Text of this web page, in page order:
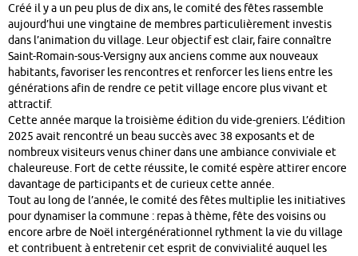
Créé il y a un peu plus de dix ans, le comité des fêtes rassemble
aujourd’hui une vingtaine de membres particulièrement investis
dans l’animation du village. Leur objectif est clair, faire connaître
Saint-Romain-sous-Versigny aux anciens comme aux nouveaux
habitants, favoriser les rencontres et renforcer les liens entre les
générations afin de rendre ce petit village encore plus vivant et
attractif.
Cette année marque la troisième édition du vide-greniers. L’édition
2025 avait rencontré un beau succès avec 38 exposants et de
nombreux visiteurs venus chiner dans une ambiance conviviale et
chaleureuse. Fort de cette réussite, le comité espère attirer encore
davantage de participants et de curieux cette année.
Tout au long de l’année, le comité des fêtes multiplie les initiatives
pour dynamiser la commune : repas à thème, fête des voisins ou
encore arbre de Noël intergénérationnel rythment la vie du village
et contribuent à entretenir cet esprit de convivialité auquel les